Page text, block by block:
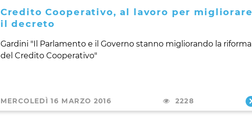
Credito Cooperativo, al lavoro per migliorare
il decreto
Gardini "Il Parlamento e il Governo stanno migliorando la riforma
del Credito Cooperativo"
MERCOLEDÌ 16 MARZO 2016 2228